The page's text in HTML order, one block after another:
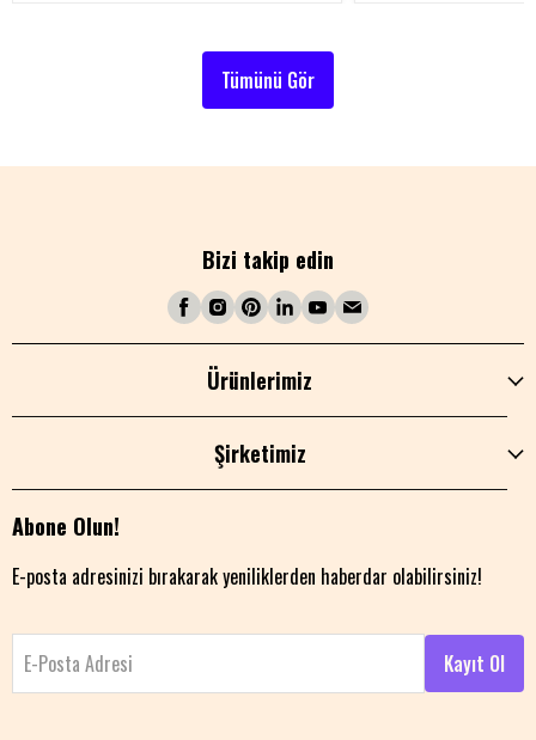
Tümünü Gör
Bizi takip edin
Ürünlerimiz
Şirketimiz
Abone Olun!
E-posta adresinizi bırakarak yeniliklerden haberdar olabilirsiniz!
E-Posta Adresi Kayıt Ol